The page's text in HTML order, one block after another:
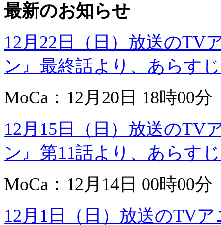
最新のお知らせ
12月22日（日）放送のTV
ン』最終話より、あらす
MoCa：12月20日 18時00分
12月15日（日）放送のTV
ン』第11話より、あらす
MoCa：12月14日 00時00分
12月1日（日）放送のTV